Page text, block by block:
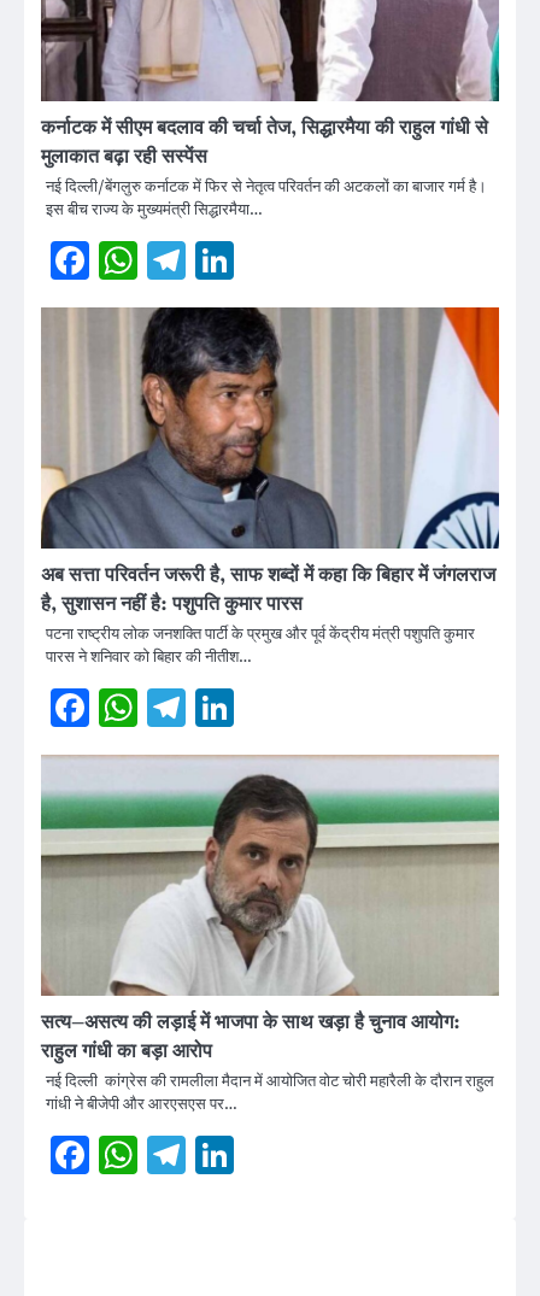
कर्नाटक में सीएम बदलाव की चर्चा तेज, सिद्धारमैया की राहुल गांधी से
मुलाकात बढ़ा रही सस्पेंस
नई दिल्ली/बेंगलुरु कर्नाटक में फिर से नेतृत्व परिवर्तन की अटकलों का बाजार गर्म है।
इस बीच राज्य के मुख्यमंत्री सिद्धारमैया…
Facebook
WhatsApp
Telegram
अब सत्ता परिवर्तन जरूरी है, साफ शब्दों में कहा कि बिहार में जंगलराज
है, सुशासन नहीं है: पशुपति कुमार पारस
पटना राष्ट्रीय लोक जनशक्ति पार्टी के प्रमुख और पूर्व केंद्रीय मंत्री पशुपति कुमार
पारस ने शनिवार को बिहार की नीतीश…
Facebook
WhatsApp
Telegram
सत्य–असत्य की लड़ाई में भाजपा के साथ खड़ा है चुनाव आयोग:
राहुल गांधी का बड़ा आरोप
नई दिल्ली कांग्रेस की रामलीला मैदान में आयोजित वोट चोरी महारैली के दौरान राहुल
गांधी ने बीजेपी और आरएसएस पर…
Facebook
WhatsApp
Telegram